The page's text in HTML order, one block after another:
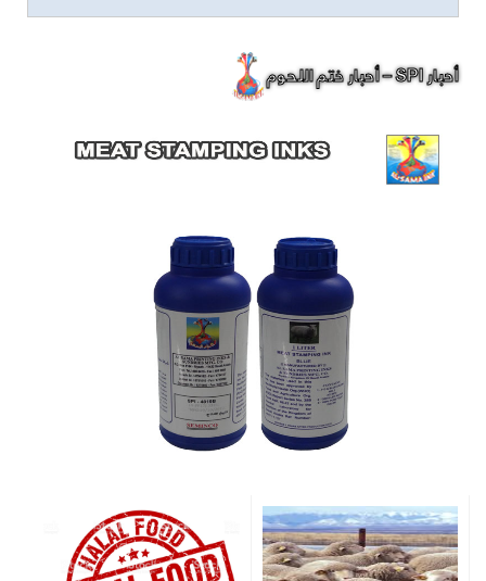
أحبار SPI – أحبار ختم اللحوم